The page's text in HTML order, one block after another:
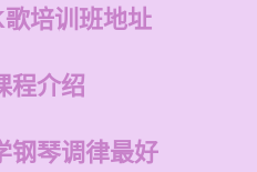
培训班地址
程介绍
钢琴调律最好